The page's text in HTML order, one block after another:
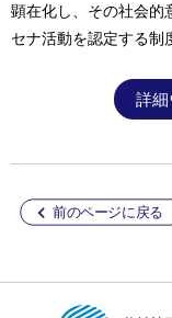
顕在化し、その社会的
セナ活動を認定する制
詳
前のページに戻る